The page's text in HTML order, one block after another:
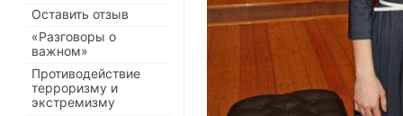
Оставить отзыв
«Разговоры о
важном»
Противодействие
терроризму и
экстремизму